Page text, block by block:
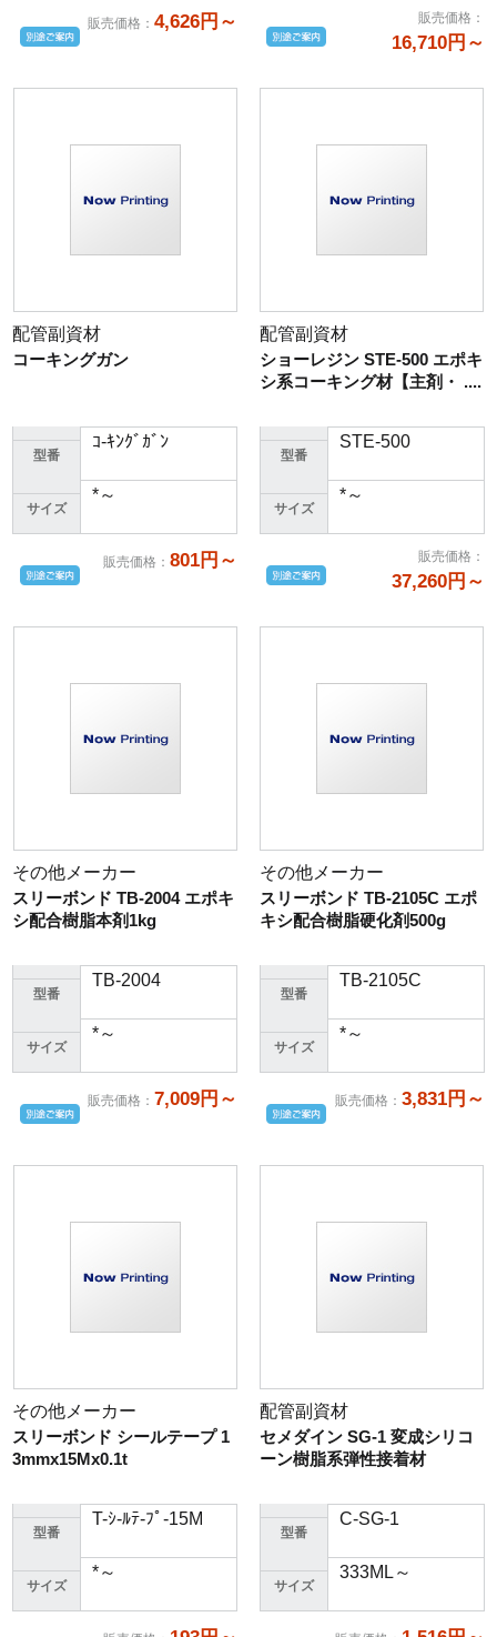
販売価格 ： 4,626円～ 販売価格 ：
16,710円～
配管副資材
コーキングガン
型番
ｺ-ｷﾝｸﾞｶﾞﾝ
サイズ
*～
販売価格 ： 801円～
配管副資材
ショーレジン STE-500 エポキ
シ系コーキング材【主剤・ ....
型番
STE-500
サイズ
*～
販売価格 ：
37,260円～
その他メーカー
スリーボンド TB-2004 エポキ
シ配合樹脂本剤1kg
型番
TB-2004
サイズ
*～
販売価格 ： 7,009円～
その他メーカー
スリーボンド TB-2105C エポ
キシ配合樹脂硬化剤500g
型番
TB-2105C
サイズ
*～
販売価格 ： 3,831円～
その他メーカー
スリーボンド シールテープ 1
3mmx15Mx0.1t
型番
T-ｼ-ﾙﾃ-ﾌﾟ-15M
サイズ
*～
配管副資材
セメダイン SG-1 変成シリコ
ーン樹脂系弾性接着材
型番
C-SG-1
サイズ
333ML～